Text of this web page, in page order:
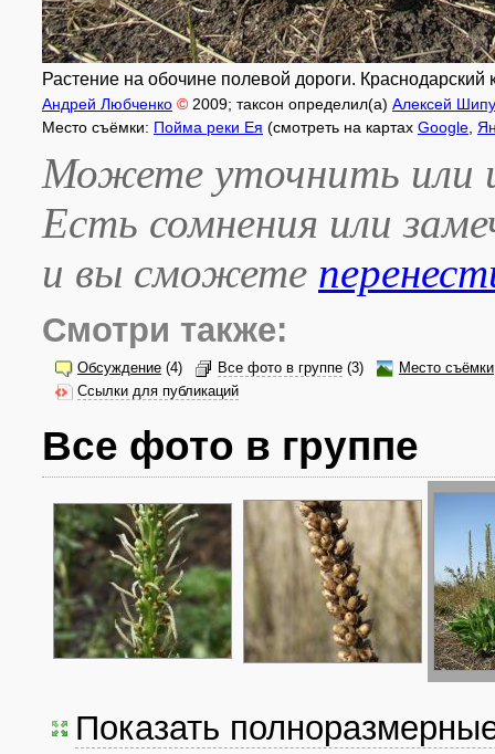
Растение на обочине полевой дороги.
Андрей Любченко © 2009; таксон определил(а) Алексей
Место съёмки: Пойма реки Ея (смотреть на картах Google
Можете уточнить или
Есть сомнения или
и вы сможете
Смотри также:
Обсуждение (4) Все фото в группе (3)
Место съёмки
Ссылки для публикаций
Все фото в группе
Показать